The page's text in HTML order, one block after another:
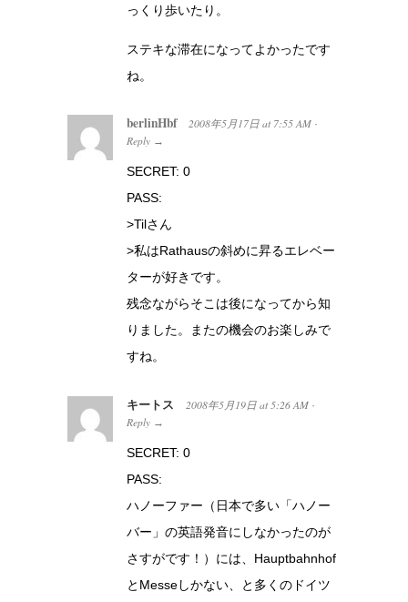
っくり歩いたり。
ステキな滞在になってよかったです
ね。
berlinHbf 2008年5月17日 at 7:55 AM ·
Reply →
SECRET: 0
PASS:
>Tilさん
>私はRathausの斜めに昇るエレベー
ターが好きです。
残念ながらそこは後になってから知
りました。またの機会のお楽しみで
すね。
キートス 2008年5月19日 at 5:26 AM ·
Reply →
SECRET: 0
PASS:
ハノーファー（日本で多い「ハノー
バー」の英語発音にしなかったのが
さすがです！）には、Hauptbahnhof
とMesseしかない、と多くのドイツ